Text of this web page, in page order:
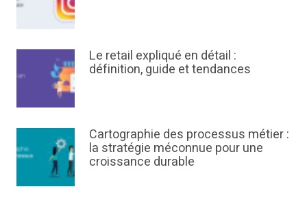
Le retail expliqué en détail :
définition, guide et tendances
Cartographie des processus métier :
la stratégie méconnue pour une
croissance durable